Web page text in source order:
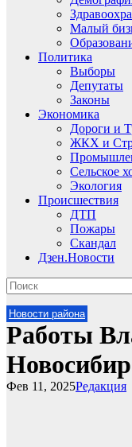
Малый
Политика
Выборы
Депутаты
Законы
Экономика
Дороги и
ЖКХ и
Сельское
Экология
Происшествия
ДТП
Пожары
Скандал
Дзен.Новости
Новости района
Работы
Редакция
Фев 11, 2025